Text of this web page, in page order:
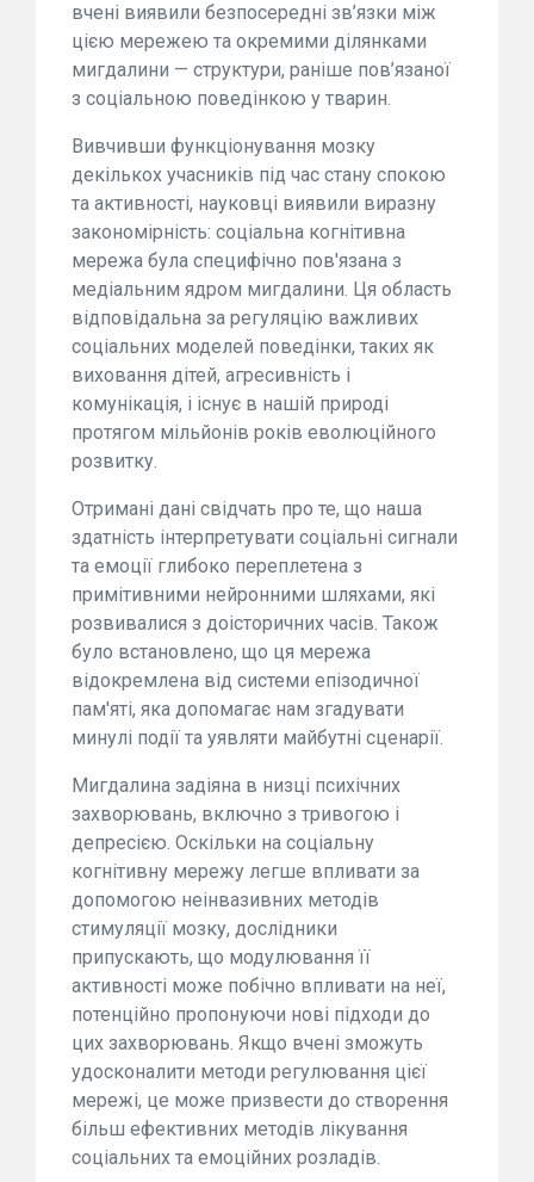
вчені виявили безпосередні зв’язки між
цією мережею та окремими ділянками
мигдалини — структури, раніше пов’язаної
з соціальною поведінкою у тварин.
Вивчивши функціонування мозку
декількох учасників під час стану спокою
та активності, науковці виявили виразну
закономірність: соціальна когнітивна
мережа була специфічно пов'язана з
медіальним ядром мигдалини. Ця область
відповідальна за регуляцію важливих
соціальних моделей поведінки, таких як
виховання дітей, агресивність і
комунікація, і існує в нашій природі
протягом мільйонів років еволюційного
розвитку.
Отримані дані свідчать про те, що наша
здатність інтерпретувати соціальні сигнали
та емоції глибоко переплетена з
примітивними нейронними шляхами, які
розвивалися з доісторичних часів. Також
було встановлено, що ця мережа
відокремлена від системи епізодичної
пам'яті, яка допомагає нам згадувати
минулі події та уявляти майбутні сценарії.
Мигдалина задіяна в низці психічних
захворювань, включно з тривогою і
депресією. Оскільки на соціальну
когнітивну мережу легше впливати за
допомогою неінвазивних методів
стимуляції мозку, дослідники
припускають, що модулювання її
активності може побічно впливати на неї,
потенційно пропонуючи нові підходи до
цих захворювань. Якщо вчені зможуть
удосконалити методи регулювання цієї
мережі, це може призвести до створення
більш ефективних методів лікування
соціальних та емоційних розладів.